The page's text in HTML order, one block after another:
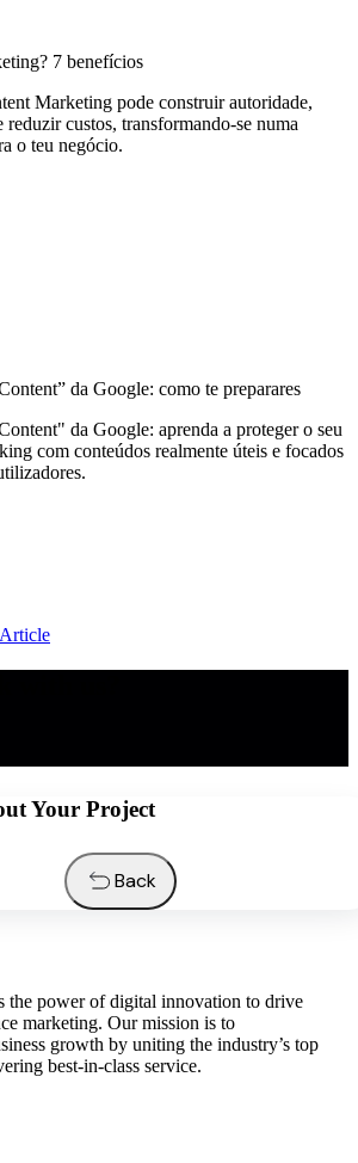
7 benefícios
Marketing pode construir autoridade,
reduzir custos, transformando-se numa
o teu negócio.
da Google: como te preparares
da Google: aprenda a proteger o seu
com conteúdos realmente úteis e focados
Your Project
Back
the power of digital innovation to drive
marketing. Our mission is to
growth by uniting the industry’s top
best-in-class service.